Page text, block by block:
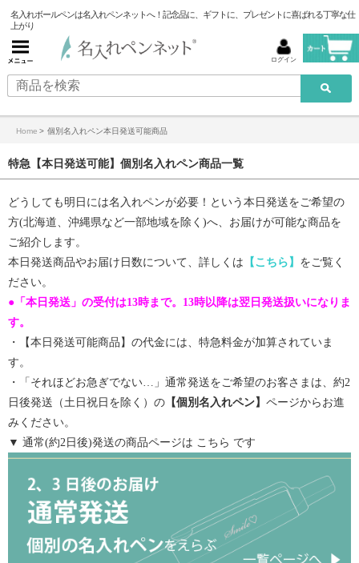
名入れボールペンは名入れペンネットへ！記念品に、ギフトに、プレゼントに喜ばれる丁寧な仕
上がり
ログイン
Home > 個別名入れペン本日発送可能商品
特急【本日発送可能】個別名入れペン商品一覧
どうしても明日には名入れペンが必要！という本日発送をご希望の
方(北海道、沖縄県など一部地域を除く)へ、お届けが可能な商品を
ご紹介します。
本日発送商品やお届け日数について、詳しくは 【こちら】 をご覧く
ださい。
●「本日発送」の受付は13時まで。13時以降は翌日発送扱いになりま
す。
・【本日発送可能商品 】の代金には、特急料金が加算されていま
す。
・「それほどお急ぎでない…」通常発送をご希望のお客さまは、約2
日後発送（土日祝日を除く）の 【個別名入れペン】 ページからお進
みください。
▼ 通常(約2日後)発送の商品ページは こちら です